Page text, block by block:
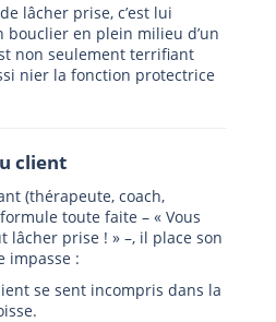
lâcher prise, c’est lui
bouclier en plein milieu d’un
non seulement terrifiant
nier la fonction protectrice
client
(thérapeute, coach,
toute faite – « Vous
lâcher prise ! » –, il place son
impasse :
se sent incompris dans la